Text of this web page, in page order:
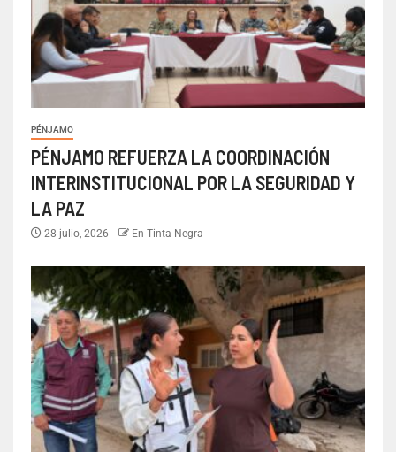
PÉNJAMO
PÉNJAMO REFUERZA LA COORDINACIÓN
INTERINSTITUCIONAL POR LA SEGURIDAD Y
LA PAZ
28 julio, 2026 En Tinta Negra